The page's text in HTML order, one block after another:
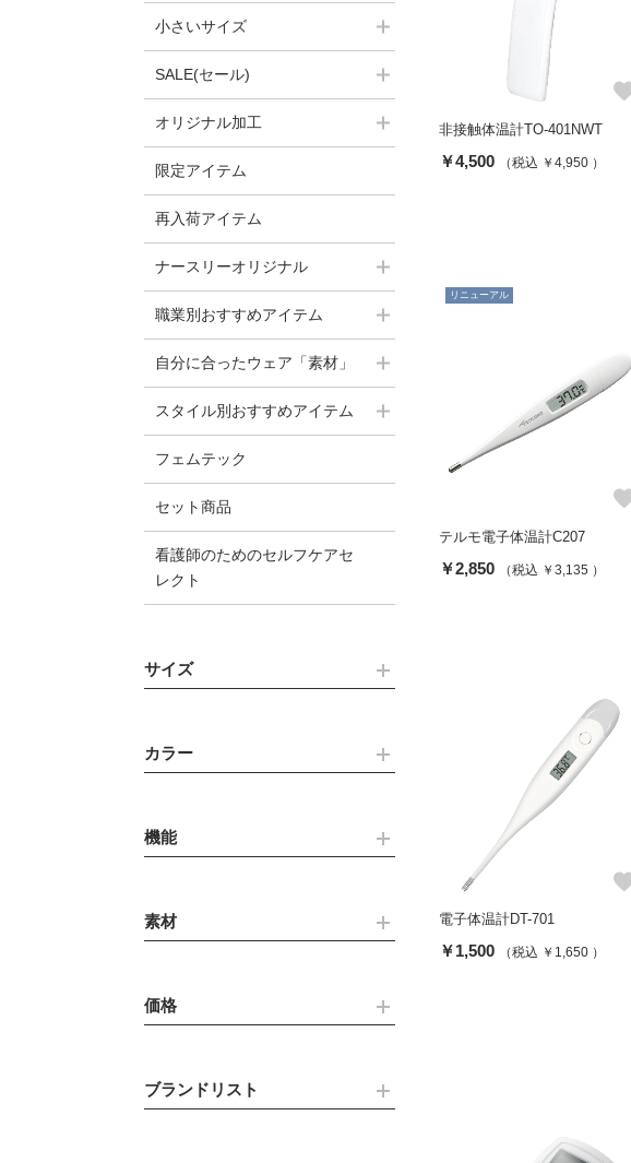
小さいサイズ
SALE(セール)
オリジナル加工
限定アイテム
再入荷アイテム
ナースリーオリジナル
職業別おすすめアイテム
自分に合ったウェア「素材」
スタイル別おすすめアイテム
フェムテック
セット商品
看護師のためのセルフケアセ
レクト
サイズ
カラー
機能
素材
価格
ブランドリスト
非接触体温計TO-401NWT
￥4,500 （税込 ￥4,950 ）
リニューアル
テルモ電子体温計C207
￥2,850 （税込 ￥3,135 ）
電子体温計DT-701
￥1,500 （税込 ￥1,650 ）